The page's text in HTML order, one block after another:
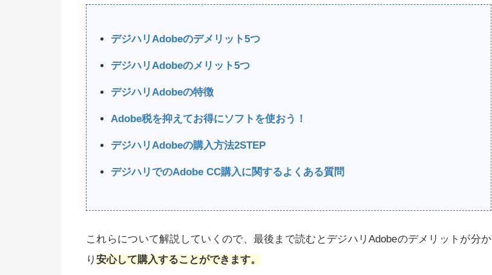
デジハリAdobeのデメリット5つ
デジハリAdobeのメリット5つ
デジハリAdobeの特徴
Adobe税を抑えてお得にソフトを使おう！
デジハリAdobeの購入方法2STEP
デジハリでのAdobe CC購入に関するよくある質問
これらについて解説していくので、最後まで読むとデジハリAdobeのデメリットが分か
り 安心して購入することができます。